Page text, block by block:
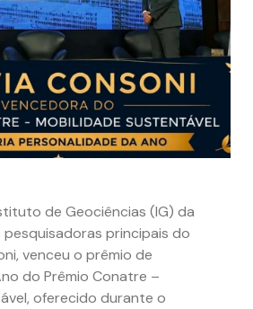
de Geociências (IG) da
pesquisadoras principais do
venceu o prêmio de
do Prêmio Conatre –
oferecido durante o